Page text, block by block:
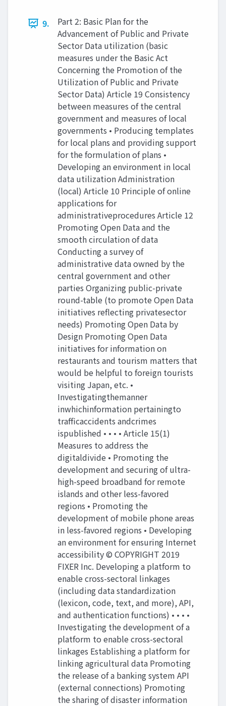
9.
Part 2: Basic Plan for the
Advancement of Public and Private
Sector Data utilization (basic
measures under the Basic Act
Concerning the Promotion of the
Utilization of Public and Private
Sector Data) Article 19 Consistency
between measures of the central
government and measures of local
governments • Producing templates
for local plans and providing support
for the formulation of plans •
Developing an environment in local
data utilization Administration
(local) Article 10 Principle of online
applications for
administrativeprocedures Article 12
Promoting Open Data and the
smooth circulation of data
Conducting a survey of
administrative data owned by the
central government and other
parties Organizing public-private
round-table (to promote Open Data
initiatives reflecting privatesector
needs) Promoting Open Data by
Design Promoting Open Data
initiatives for information on
restaurants and tourism matters that
would be helpful to foreign tourists
visiting Japan, etc. •
Investigatingthemanner
inwhichinformation pertainingto
trafficaccidents andcrimes
ispublished • • • • Article 15(1)
Measures to address the
digitaldivide • Promoting the
development and securing of ultra-
high-speed broadband for remote
islands and other less-favored
regions • Promoting the
development of mobile phone areas
in less-favored regions • Developing
an environment for ensuring Internet
accessibility © COPYRIGHT 2019
FIXER Inc. Developing a platform to
enable cross-sectoral linkages
(including data standardization
(lexicon, code, text, and more), API,
and authentication functions) • • • •
Investigating the development of a
platform to enable cross-sectoral
linkages Establishing a platform for
linking agricultural data Promoting
the release of a banking system API
(external connections) Promoting
the sharing of disaster information